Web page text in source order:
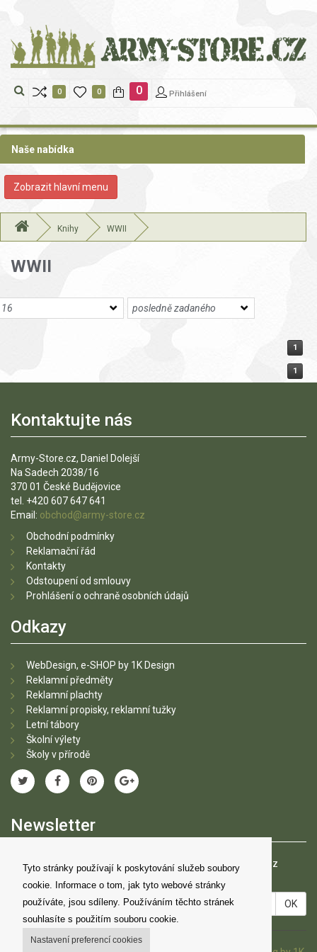
Tyto stránky používají k poskytování služeb soubory
cookie. Informace o tom, jak tyto webové stránky
používáte, jsou sdíleny. Používáním těchto stránek
souhlasíte s použitím souboru cookie.
Nastavení preferencí cookies
0 0 0 Přihlášení
Naše nabídka
Zobrazit
Zobrazit hlavní menu
Knihy WWII
WWII
1
1
Kontaktujte nás
Army-Store.cz, Daniel Dolejší
Na Sadech 2038/16
370 01 České Budějovice
tel. +420 607 647 641
Email: obchod@army-store.cz
Obchodní podmínky
Reklamační řád
Kontakty
Odstoupení od smlouvy
Prohlášení o ochraně osobních údajů
Odkazy
WebDesign, e-SHOP by 1K Design
Reklamní předměty
Reklamní plachty
Reklamní propisky, reklamní tužky
Letní tábory
Školní výlety
Školy v přírodě
Newsletter
Zadejte prosím vaší emailovou adresu pro zasílání novinek z
Váš
OK